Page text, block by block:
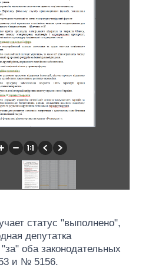
статус "выполнено",
депутатка
оба законодательных
и № 5156.